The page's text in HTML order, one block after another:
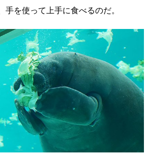
手を使って上手に食べるのだ。